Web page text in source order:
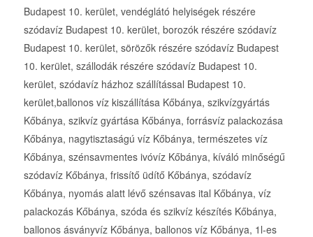
Budapest 10. kerület, vendéglátó helyiségek részére
szódavíz Budapest 10. kerület, borozók részére szódavíz
Budapest 10. kerület, sörözők részére szódavíz Budapest
10. kerület, szállodák részére szódavíz Budapest 10.
kerület, szódavíz házhoz szállítással Budapest 10.
kerület,ballonos víz kiszállítása Kőbánya, szikvízgyártás
Kőbánya, szikvíz gyártása Kőbánya, forrásvíz palackozása
Kőbánya, nagytisztaságú víz Kőbánya, természetes víz
Kőbánya, szénsavmentes ivóvíz Kőbánya, kíváló minőségű
szódavíz Kőbánya, frissítő üdítő Kőbánya, szódavíz
Kőbánya, nyomás alatt lévő szénsavas ital Kőbánya, víz
palackozás Kőbánya, szóda és szikvíz készítés Kőbánya,
ballonos ásványvíz Kőbánya, ballonos víz Kőbánya, 1l-es